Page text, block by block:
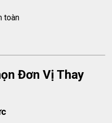
toàn
Đơn Vị Thay